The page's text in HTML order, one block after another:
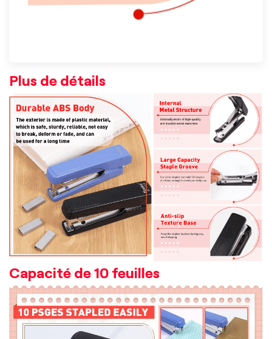
Plus de détails
Capacité de 10 feuilles